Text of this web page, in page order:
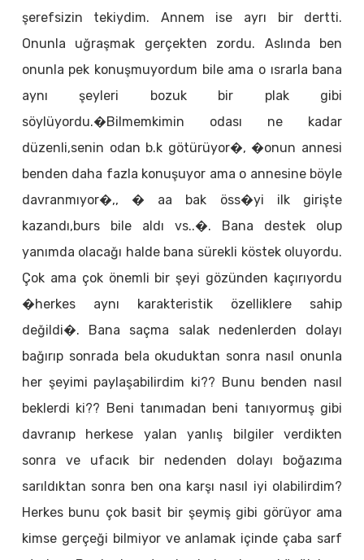
şerefsizin tekiydim. Annem ise ayrı bir dertti.
Onunla uğraşmak gerçekten zordu. Aslında ben
onunla pek konuşmuyordum bile ama o ısrarla bana
aynı şeyleri bozuk bir plak gibi
söylüyordu.�Bilmemkimin odası ne kadar
düzenli,senin odan b.k götürüyor�, �onun annesi
benden daha fazla konuşuyor ama o annesine böyle
davranmıyor�,, � aa bak öss�yi ilk girişte
kazandı,burs bile aldı vs..�. Bana destek olup
yanımda olacağı halde bana sürekli köstek oluyordu.
Çok ama çok önemli bir şeyi gözünden kaçırıyordu
�herkes aynı karakteristik özelliklere sahip
değildi�. Bana saçma salak nedenlerden dolayı
bağırıp sonrada bela okuduktan sonra nasıl onunla
her şeyimi paylaşabilirdim ki?? Bunu benden nasıl
beklerdi ki?? Beni tanımadan beni tanıyormuş gibi
davranıp herkese yalan yanlış bilgiler verdikten
sonra ve ufacık bir nedenden dolayı boğazıma
sarıldıktan sonra ben ona karşı nasıl iyi olabilirdim?
Herkes bunu çok basit bir şeymiş gibi görüyor ama
kimse gerçeği bilmiyor ve anlamak içinde çaba sarf